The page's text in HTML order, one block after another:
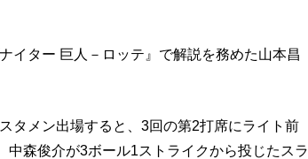
イター 巨人－ロッテ』で解説を務めた山本昌
タメン出場すると、3回の第2打席にライト前
森俊介が3ボール1ストライクから投じたスラ